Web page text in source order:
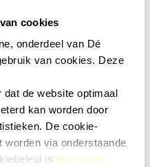
cookies
onderdeel van Dé
van cookies. Deze
de website optimaal
kan worden door
De cookie-
worden via onderstaande
is hier na te
onze website vindt.